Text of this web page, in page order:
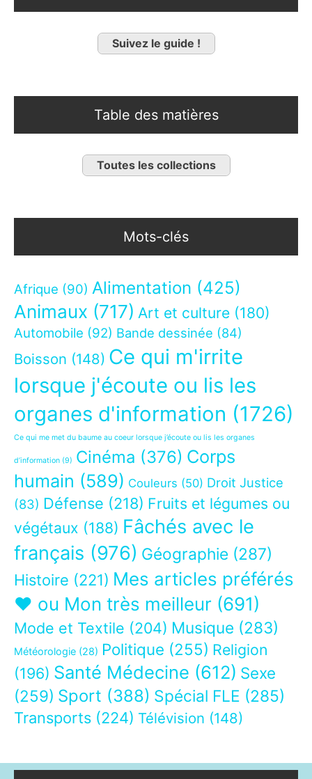
Suivez le guide !
Table des matières
Toutes les collections
Mots-clés
Afrique (90) Alimentation (425)
Animaux (717) Art et culture (180)
Automobile (92) Bande dessinée (84)
Boisson (148) Ce qui m'irrite
lorsque j'écoute ou lis les
organes d'information (1726)
Ce qui me met du baume au coeur lorsque j’écoute ou lis les organes
d’information (9) Cinéma (376) Corps
humain (589) Couleurs (50) Droit Justice
(83) Défense (218) Fruits et légumes ou
végétaux (188) Fâchés avec le
français (976) Géographie (287)
Histoire (221) Mes articles préférés
❤ ou Mon très meilleur (691)
Mode et Textile (204) Musique (283)
Météorologie (28) Politique (255) Religion
(196) Santé Médecine (612) Sexe
(259) Sport (388) Spécial FLE (285)
Transports (224) Télévision (148)